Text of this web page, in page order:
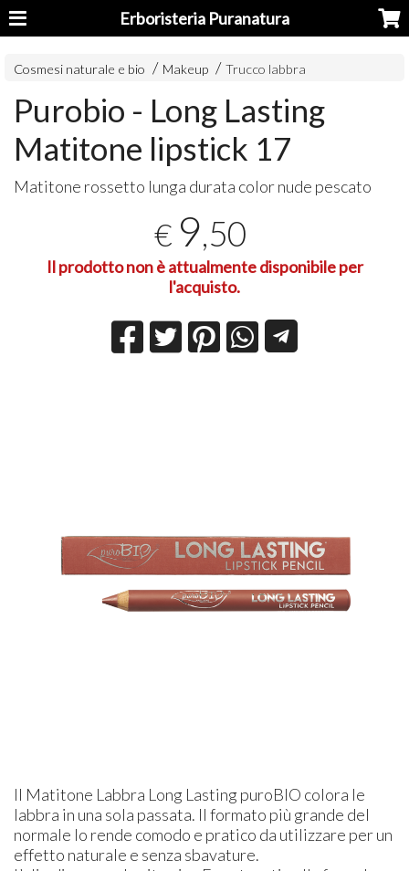
Erboristeria Puranatura
Cosmesi naturale e bio Makeup Trucco labbra
Purobio - Long Lasting
Matitone lipstick 17
Matitone rossetto lunga durata color nude pescato
€ 9,50
Il prodotto non è attualmente disponibile per
l'acquisto.
Il Matitone Labbra Long Lasting puroBIO colora le
labbra in una sola passata. Il formato più grande del
normale lo rende comodo e pratico da utilizzare per un
effetto naturale e senza sbavature.